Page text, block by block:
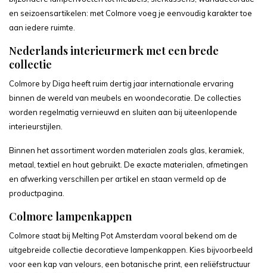
en seizoensartikelen: met Colmore voeg je eenvoudig karakter toe
aan iedere ruimte.
Nederlands interieurmerk met een brede
collectie
Colmore by Diga heeft ruim dertig jaar internationale ervaring
binnen de wereld van meubels en woondecoratie. De collecties
worden regelmatig vernieuwd en sluiten aan bij uiteenlopende
interieurstijlen.
Binnen het assortiment worden materialen zoals glas, keramiek,
metaal, textiel en hout gebruikt. De exacte materialen, afmetingen
en afwerking verschillen per artikel en staan vermeld op de
productpagina.
Colmore lampenkappen
Colmore staat bij Melting Pot Amsterdam vooral bekend om de
uitgebreide collectie decoratieve lampenkappen. Kies bijvoorbeeld
voor een kap van velours, een botanische print, een reliëfstructuur